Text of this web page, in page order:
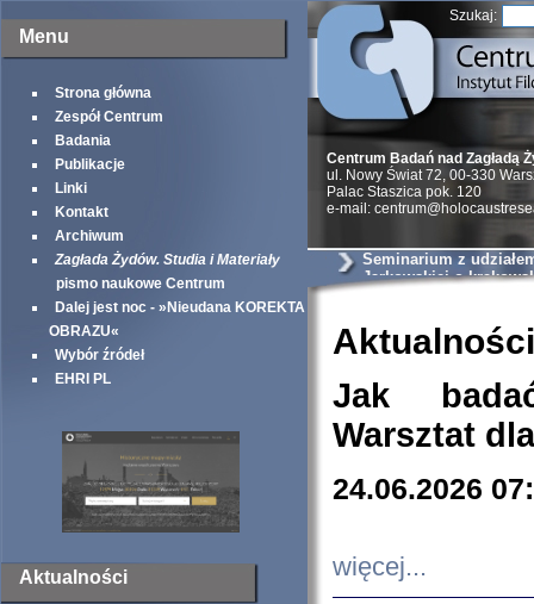
Menu
Strona główna
Zespół Centrum
Badania
Publikacje
Linki
Kontakt
Archiwum
Zagłada Żydów. Studia i Materiały
pismo naukowe Centrum
Dalej jest noc - »Nieudana KOREKTA
OBRAZU«
Wybór źródeł
EHRI PL
Aktualności
Szukaj:
Centrum Badań nad Zagładą
ul. Nowy Świat 72, 00-330
Palac Staszica pok. 120
e-mail:
Seminarium z
Jarkowskiej o
Aktualności
Jak
Warsztat
24.06.2026
więcej...